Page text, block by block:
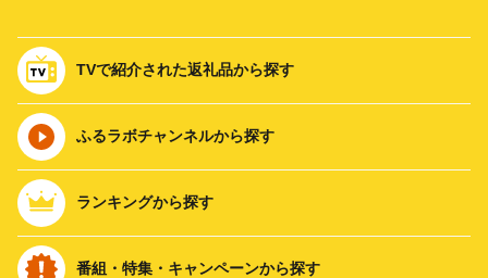
TVで紹介された返礼品から探す
ふるラボチャンネルから探す
ランキングから探す
番組・特集・キャンペーンから探す